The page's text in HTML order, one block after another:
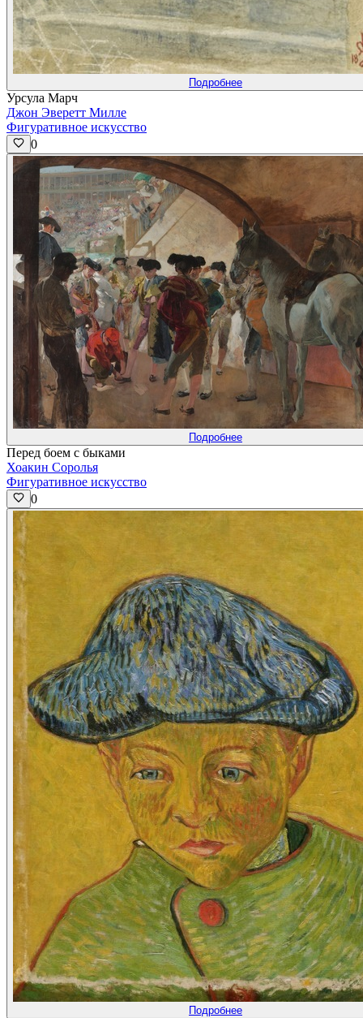
Подробнее
Урсула Марч
Джон Эверетт Милле
Фигуративное искусство
0
Подробнее
Перед боем с быками
Хоакин Соролья
Фигуративное искусство
0
Подробнее